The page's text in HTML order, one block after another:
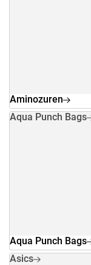
Aminozuren
Aqua Punch Bags
Aqua Punch Bags
Asics